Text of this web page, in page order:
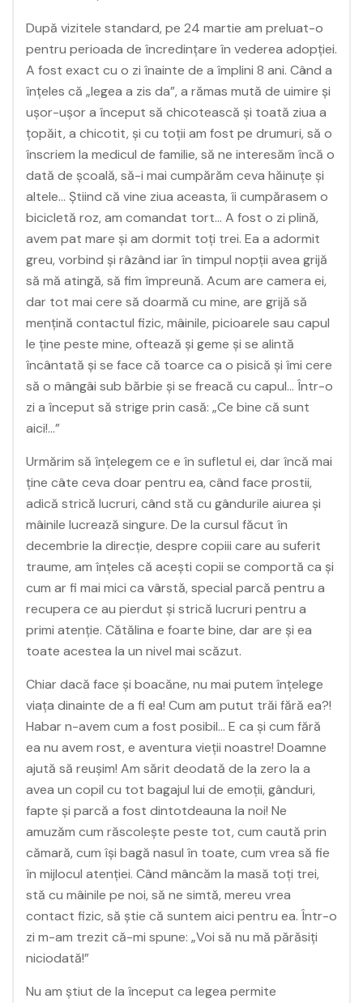
După vizitele standard, pe 24 martie am preluat-o
pentru perioada de încredințare în vederea adopției.
A fost exact cu o zi înainte de a împlini 8 ani. Când a
înțeles că „legea a zis da”, a rămas mută de uimire și
ușor-ușor a început să chicotească și toată ziua a
țopăit, a chicotit, și cu toții am fost pe drumuri, să o
înscriem la medicul de familie, să ne interesăm încă o
dată de școală, să-i mai cumpărăm ceva hăinuțe și
altele… Știind că vine ziua aceasta, îi cumpărasem o
bicicletă roz, am comandat tort… A fost o zi plină,
avem pat mare și am dormit toți trei. Ea a adormit
greu, vorbind și râzând iar în timpul nopții avea grijă
să mă atingă, să fim împreună. Acum are camera ei,
dar tot mai cere să doarmă cu mine, are grijă să
mențină contactul fizic, mâinile, picioarele sau capul
le ține peste mine, oftează și geme și se alintă
încântată și se face că toarce ca o pisică și îmi cere
să o mângâi sub bărbie și se freacă cu capul… Într-o
zi a început să strige prin casă: „Ce bine că sunt
aici!…”
Urmărim să înțelegem ce e în sufletul ei, dar încă mai
ține câte ceva doar pentru ea, când face prostii,
adică strică lucruri, când stă cu gândurile aiurea și
mâinile lucrează singure. De la cursul făcut în
decembrie la direcție, despre copiii care au suferit
traume, am înțeles că acești copii se comportă ca și
cum ar fi mai mici ca vârstă, special parcă pentru a
recupera ce au pierdut și strică lucruri pentru a
primi atenție. Cătălina e foarte bine, dar are și ea
toate acestea la un nivel mai scăzut.
Chiar dacă face și boacăne, nu mai putem înțelege
viața dinainte de a fi ea! Cum am putut trăi fără ea?!
Habar n-avem cum a fost posibil… E ca și cum fără
ea nu avem rost, e aventura vieții noastre! Doamne
ajută să reușim! Am sărit deodată de la zero la a
avea un copil cu tot bagajul lui de emoții, gânduri,
fapte și parcă a fost dintotdeauna la noi! Ne
amuzăm cum răscolește peste tot, cum caută prin
cămară, cum își bagă nasul în toate, cum vrea să fie
în mijlocul atenției. Când mâncăm la masă toți trei,
stă cu mâinile pe noi, să ne simtă, mereu vrea
contact fizic, să știe că suntem aici pentru ea. Într-o
zi m-am trezit că-mi spune: „Voi să nu mă părăsiți
niciodată!”
Nu am știut de la început ca legea permite